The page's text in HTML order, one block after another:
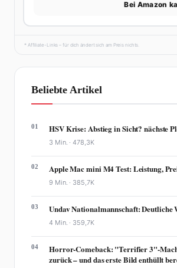
Bei Amazon
* Affiliate-Links – für dich ändert sich am Preis nichts.
Beliebte Artikel
01 HSV Krise: Abstieg in Sicht? nächste
3 Min. ·478,3K
02 Apple Mac mini M4 Test: Leistung,
9 Min. · 385,7K
03 Undav Nationalmannschaft: Deutliche
4 Min. · 359,7K
04
Horror-Comeback: "Terrifier 3"-
zurück – und das erste Bild enthüllt